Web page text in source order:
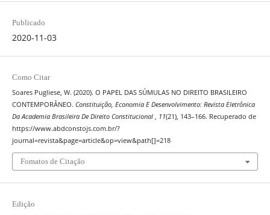
Publicado
2020-11-03
Como Citar
Soares Pugliese, W. (2020). O PAPEL DAS SÚMULAS NO DIREITO BRASILEIRO
CONTEMPORÂNEO. Constituição, Economia E Desenvolvimento: Revista Eletrônica
Da Academia Brasileira De Direito Constitucional
11(21), 143–166. Recuperado de
https://www.abdconstojs.com.br/?
journal=revista&page=article&op=view&path[]=218
Fomatos de Citação
Edição